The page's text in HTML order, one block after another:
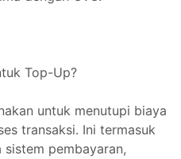
Top-Up?
untuk menutupi biaya
transaksi. Ini termasuk
pembayaran,